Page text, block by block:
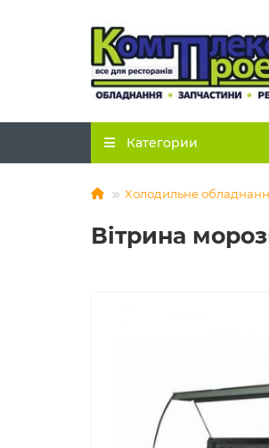
Категории
Холодильне
Вітрина